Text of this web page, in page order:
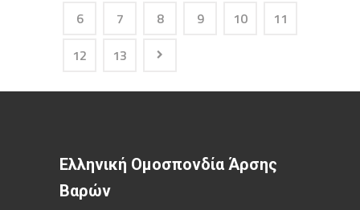
6
7 8 9 10
11
12
13
Ελληνική Ομοσπονδία Άρσης
Βαρών